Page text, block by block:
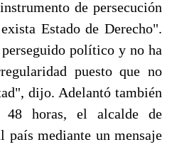
de persecución
Estado de Derecho".
político y no ha
puesto que no
dijo. Adelantó también
48 horas, el alcalde de
mediante un mensaje